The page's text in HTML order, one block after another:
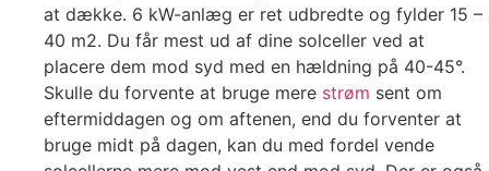
at dække. 6 kW-anlæg er ret udbredte og fylder 15 –
40 m2. Du får mest ud af dine solceller ved at
placere dem mod syd med en hældning på 40-45°.
Skulle du forvente at bruge mere strøm sent om
eftermiddagen og om aftenen, end du forventer at
bruge midt på dagen, kan du med fordel vende